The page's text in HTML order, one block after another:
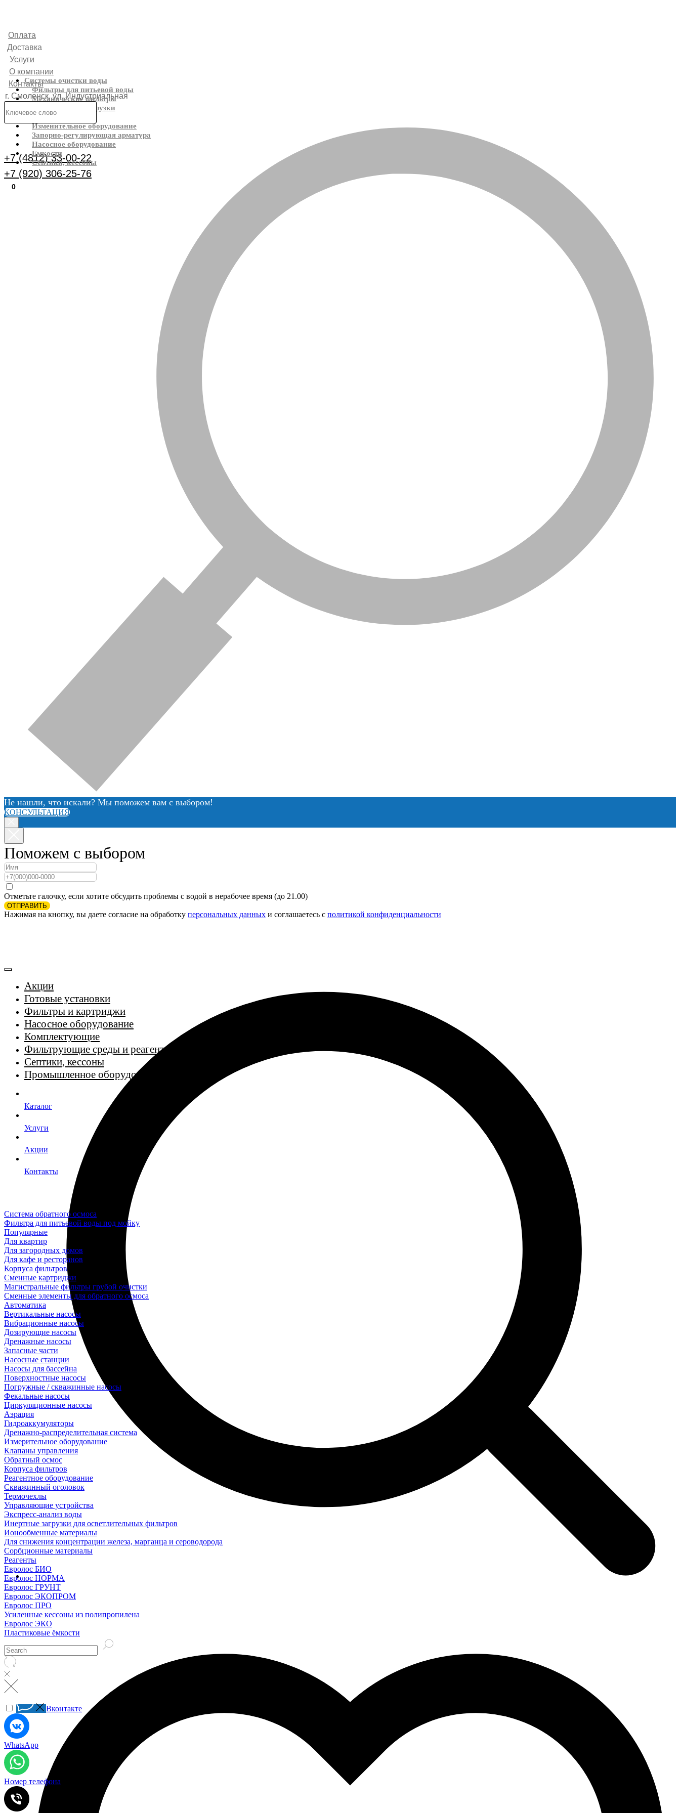
Оплата
Доставка
Услуги
О компании
Контакты
г. Смоленск, ул. Индустриальная
Каталог
+7 (4812) 33-00-22
+7 (920) 306-25-76
0
Системы очистки воды
Фильтры для питьевой воды
Механические фильтры
Фильтрующие загрузки
Реагенты
Изменительное оборудование
Запорно-регулирующая арматура
Насосное оборудование
Емкости
Септики, кессоны
Не нашли, что искали? Мы поможем вам с выбором!
КОНСУЛЬТАЦИЯ
Поможем с выбором
Отметьте галочку, если хотите обсудить проблемы с водой в нерабочее время (до 21.00)
ОТПРАВИТЬ
Нажимая на кнопку, вы даете согласие на обработку персональных данных и соглашаетесь c политикой конфиденциальности
Акции
Готовые установки
Фильтры и картриджи
Насосное оборудование
Комплектующие
Фильтрующие среды и реагенты
Септики, кессоны
Промышленное оборудование
Каталог
Услуги
Акции
Контакты
Система обратного осмоса
Фильтра для питьевой воды под мойку
Популярные
Для квартир
Для загородных домов
Для кафе и ресторанов
Корпуса фильтров
Сменные картриджи
Магистральные фильтры грубой очистки
Сменные элементы для обратного осмоса
Автоматика
Вертикальные насосы
Вибрационные насосы
Дозирующие насосы
Дренажные насосы
Запасные части
Насосные станции
Насосы для бассейна
Поверхностные насосы
Погружные / скважинные насосы
Фекальные насосы
Циркуляционные насосы
Аэрация
Гидроаккумуляторы
Дренажно-распределительная система
Измерительное оборудование
Клапаны управления
Обратный осмос
Корпуса фильтров
Реагентное оборудование
Скважинный оголовок
Термочехлы
Управляющие устройства
Экспресс-анализ воды
Инертные загрузки для осветлительных фильтров
Ионообменные материалы
Для снижения концентрации железа, марганца и сероводорода
Сорбционные материалы
Реагенты
Евролос БИО
Евролос НОРМА
Евролос ГРУНТ
Евролос ЭКОПРОМ
Евролос ПРО
Усиленные кессоны из полипропилена
Евролос ЭКО
Пластиковые ёмкости
Вконтакте
WhatsApp
Номер телефона